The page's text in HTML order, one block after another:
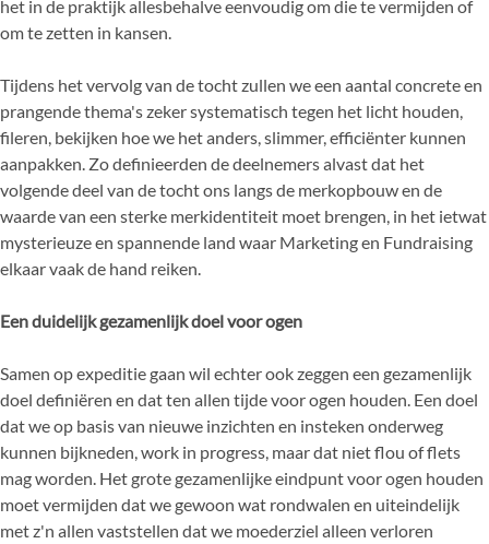
het in de praktijk allesbehalve eenvoudig om die te vermijden of
om te zetten in kansen.
Tijdens het vervolg van de tocht zullen we een aantal concrete en
prangende thema's zeker systematisch tegen het licht houden,
fileren, bekijken hoe we het anders, slimmer, efficiënter kunnen
aanpakken. Zo definieerden de deelnemers alvast dat het
volgende deel van de tocht ons langs de merkopbouw en de
waarde van een sterke merkidentiteit moet brengen, in het ietwat
mysterieuze en spannende land waar Marketing en Fundraising
elkaar vaak de hand reiken.
Een duidelijk gezamenlijk doel voor ogen
Samen op expeditie gaan wil echter ook zeggen een gezamenlijk
doel definiëren en dat ten allen tijde voor ogen houden. Een doel
dat we op basis van nieuwe inzichten en insteken onderweg
kunnen bijkneden, work in progress, maar dat niet flou of flets
mag worden. Het grote gezamenlijke eindpunt voor ogen houden
moet vermijden dat we gewoon wat rondwalen en uiteindelijk
met z'n allen vaststellen dat we moederziel alleen verloren